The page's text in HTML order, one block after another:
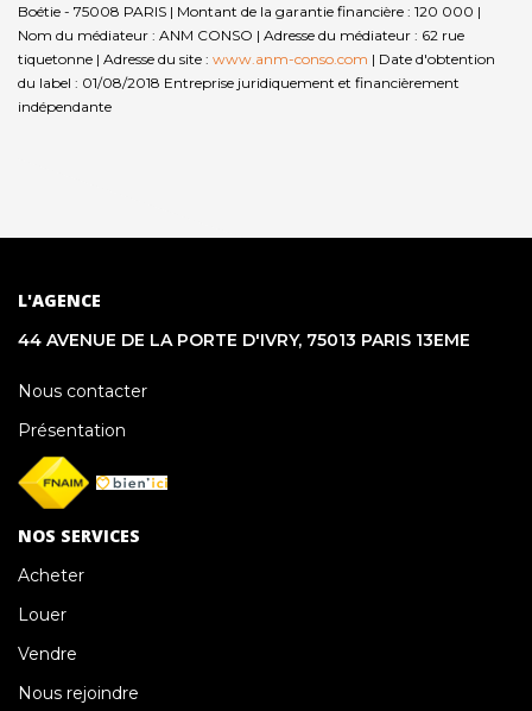
Boétie - 75008 PARIS | Montant de la garantie financière : 120 000 |
Nom du médiateur : ANM CONSO | Adresse du médiateur : 62 rue
tiquetonne | Adresse du site : www.anm-conso.com | Date d'obtention
du label : 01/08/2018 Entreprise juridiquement et financièrement
indépendante
L'AGENCE
44 AVENUE DE LA PORTE D'IVRY, 75013 PARIS 13EME
Nous contacter
Présentation
NOS SERVICES
Acheter
Louer
Vendre
Nous rejoindre